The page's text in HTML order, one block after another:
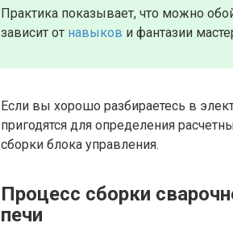
Практика показывает, что можно
зависит от навыков и фантазии
Если вы хорошо разбираетесь в
пригодятся для определения
сборки блока управления.
Процесс сборки
печи